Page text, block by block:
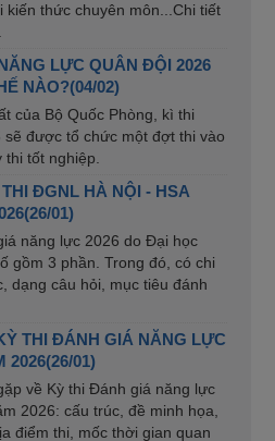
thức chuyên môn...Chi tiết
LỰC QUÂN ĐỘI 2026
NÀO?(04/02)
của Bộ Quốc Phòng, kì thi
được tổ chức một đợt thi vào
thi tốt nghiệp.
ĐGNL HÀ NỘI - HSA
01)
năng lực 2026 do Đại học
gồm 3 phần. Trong đó, có chi
dạng câu hỏi, mục tiêu đánh
THI ĐÁNH GIÁ NĂNG LỰC
2026(26/01)
về Kỳ thi Đánh giá năng lực
2026: cấu trúc, đề minh họa,
điểm thi, mốc thời gian quan